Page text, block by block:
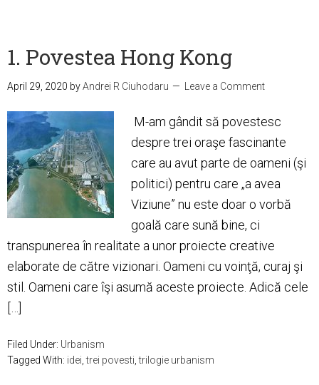
1. Povestea Hong Kong
April 29, 2020 byAndrei R Ciuhodaru Leave a Comment
M-am gândit să povestesc
despre trei oraşe fascinante
care au avut parte de oameni (şi
politici) pentru care „a avea
Viziune” nu este doar o vorbă
goală care sună bine, ci
transpunerea în realitate a unor proiecte creative
elaborate de către vizionari. Oameni cu voinţă, curaj şi
stil. Oameni care îşi asumă aceste proiecte. Adică cele
Filed Under: Urbanism
Tagged With: idei ,trei povesti ,trilogie urbanism